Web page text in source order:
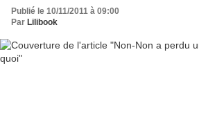
Publié le 10/11/2011 à 09:00
Par Lilibook